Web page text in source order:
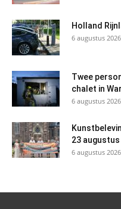
Holland
6 augustus 2026
Twee
chalet in
6 augustus 2026
23 augustus
6 augustus 2026